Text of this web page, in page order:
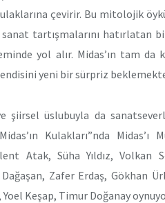
çevirir. Bu mitolojik
tartışmalarını hatırlatan
yol alır. Midas’ın tam
yeni bir sürpriz
şiirsel üslubuyla da
Kulakları”nda
Atak, Süha Yıldız,
Zafer Erdaş, Gökhan
Keşap, Timur Doğanay